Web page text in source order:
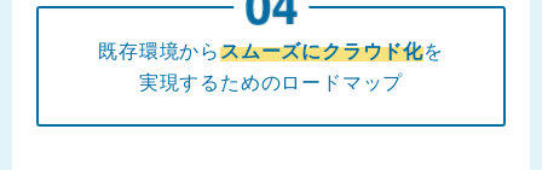
既存環境からスムーズにクラウド化を
実現するためのロードマップ